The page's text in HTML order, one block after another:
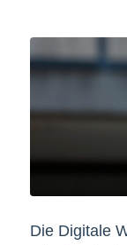
Die Digitale